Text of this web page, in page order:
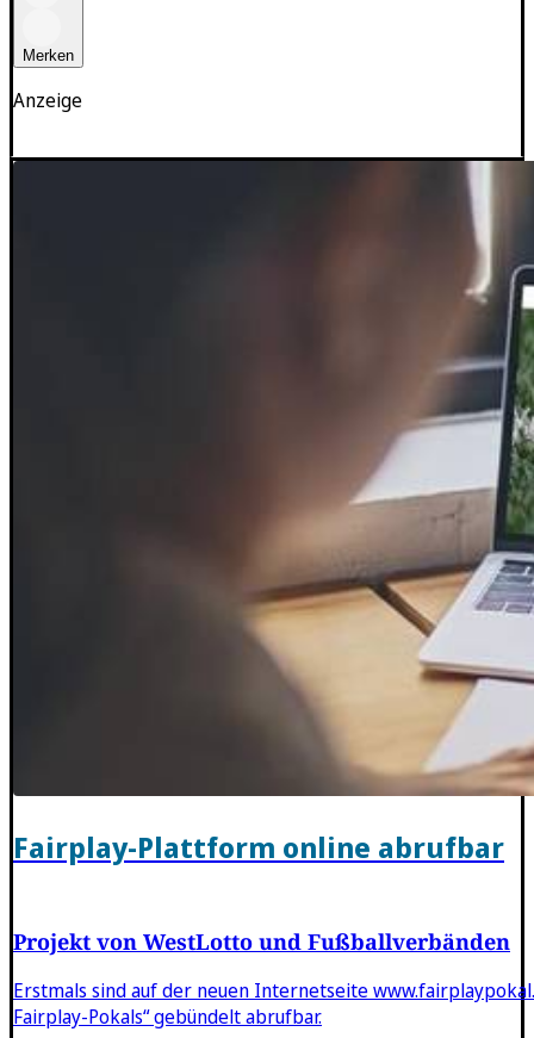
Anzeige
Merken
Fairplay-Plattform online abrufbar
Projekt von WestLotto und Fußballverbänden
Erstmals sind auf der neuen Internetseite
Fairplay-Pokals“ gebündelt abrufbar.